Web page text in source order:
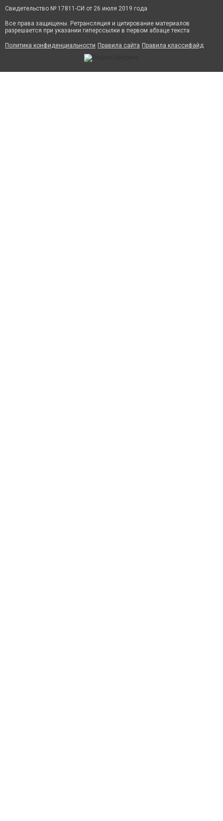
Свидетельство № 17811-СИ от 26 июля 2019 года
Все права защищены. Ретрансляция и цитирование материалов
разрешается при указании гиперссылки в первом абзаце текста
Политика конфиденциальности Правила сайта Правила классифайд